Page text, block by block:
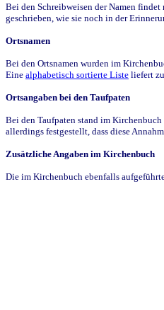
Bei den Schreibweisen der Namen
geschrieben, wie sie noch in der
Ortsnamen
Bei den Ortsnamen wurden im
Eine alphabetisch sortierte Liste liefert
Ortsangaben bei den Taufpaten
Bei den Taufpaten stand im
allerdings festgestellt, dass diese
Zusätzliche Angaben im Kirchenbuch
Die im Kirchenbuch ebenfalls